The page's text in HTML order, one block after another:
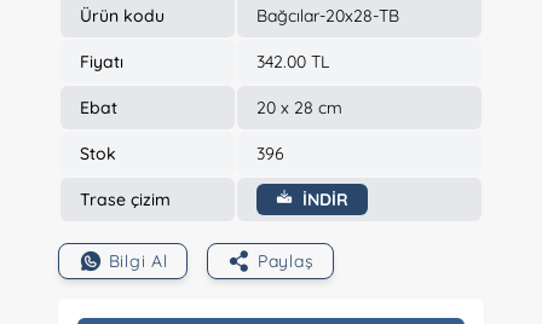
Ürün kodu Bağcılar-20x28-TB
Fiyatı 342.00 TL
Ebat 20 x 28 cm
Stok 396
Trase çizim İNDİR
Bilgi Al Paylaş